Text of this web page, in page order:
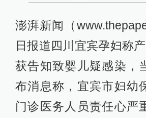
澎湃新闻（
日报道四川宜宾孕妇称
获告知致婴儿疑感染，
布消息称，宜宾市妇幼
门诊医务人员责任心严